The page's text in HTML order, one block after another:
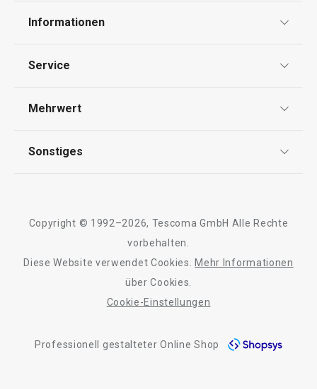
23,90 €
Warenkorb
Informationen
Impressum
Service
Kontaktformular
Mehrwert
Qualität
Sonstiges
Barrierefreiheit
Copyright © 1992–2026, Tescoma GmbH Alle Rechte
vorbehalten.
Diese Website verwendet Cookies.
Mehr Informationen
über Cookies.
Cookie-Einstellungen
Professionell gestalteter Online Shop